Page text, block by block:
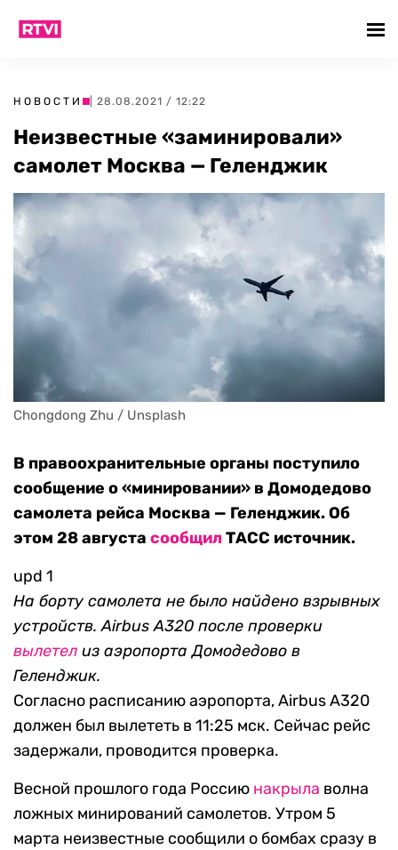
НОВОСТИ | 28.08.2021 / 12:22
Неизвестные «заминировали»
самолет Москва — Геленджик
Chongdong Zhu / Unsplash
В правоохранительные органы поступило
сообщение о «минировании» в Домодедово
самолета рейса Москва — Геленджик. Об
этом 28 августа сообщилТАСС источник.
upd 1
На борту самолета не было найдено взрывных
устройств. Airbus A320 после проверки
вылетел из аэропорта Домодедово в
Геленджик.
Согласно расписанию аэропорта, Airbus A320
должен был вылететь в 11:25 мск. Сейчас рейс
задержали, проводится проверка.
Весной прошлого года Россию накрыла волна
ложных минирований самолетов. Утром 5
марта неизвестные сообщили о бомбах сразу в